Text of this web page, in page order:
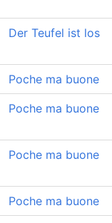
Der Teufel ist los
Poche ma buone
Poche ma buone
Poche ma buone
Poche ma buone